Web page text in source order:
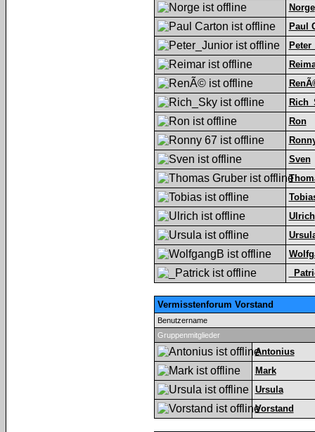
Norge
Paul
Ron
Sven
Ulrich
Vermisstenforum Vorstand
Benutzername
Gruppenmitglieder
Antonius
Mark
Ursula
Vorstand